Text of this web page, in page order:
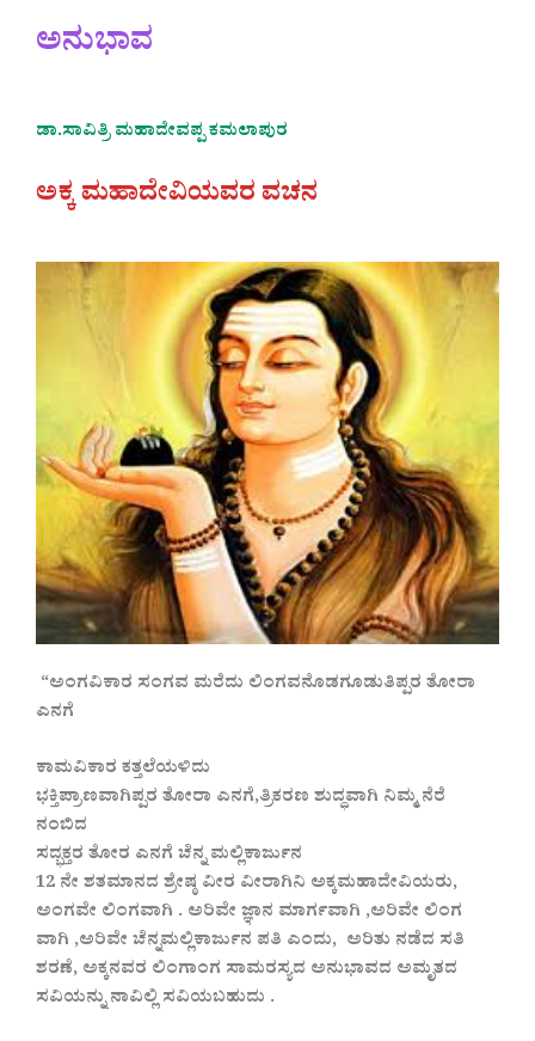
ಅನುಭಾವ
ಡಾ.ಸಾವಿತ್ರಿ ಮಹಾದೇವಪ್ಪ ಕಮಲಾಪುರ
ಅಕ್ಕ ಮಹಾದೇವಿಯವರ ವಚನ
“ಅಂಗವಿಕಾರ ಸಂಗವ ಮರೆದು ಲಿಂಗವನೊಡಗೂಡುತಿಪ್ಪರ ತೋರಾ
ಎನಗೆ
ಕಾಮವಿಕಾರ ಕತ್ತಲೆಯಳಿದು
ಭಕ್ತಿಪ್ರಾಣವಾಗಿಪ್ಪರ ತೋರಾ ಎನಗೆ,ತ್ರಿಕರಣ ಶುದ್ಧವಾಗಿ ನಿಮ್ಮ ನೆರೆ
ನಂಬಿದ
ಸದ್ಭಕ್ತರ ತೋರ ಎನಗೆ ಚೆನ್ನ ಮಲ್ಲಿಕಾರ್ಜುನ
12 ನೇ ಶತಮಾನದ ಶ್ರೇಷ್ಠ ವೀರ ವೀರಾಗಿನಿ ಅಕ್ಕಮಹಾದೇವಿಯರು,
ಅಂಗವೇ ಲಿಂಗವಾಗಿ . ಅರಿವೇ ಜ್ಞಾನ ಮಾರ್ಗವಾಗಿ ,ಅರಿವೇ ಲಿಂಗ
ವಾಗಿ ,ಅರಿವೇ ಚೆನ್ನಮಲ್ಲಿಕಾರ್ಜುನ ಪತಿ ಎಂದು, ಅರಿತು ನಡೆದ ಸತಿ
ಶರಣೆ, ಅಕ್ಕನವರ ಲಿಂಗಾಂಗ ಸಾಮರಸ್ಯದ ಅನುಭಾವದ ಅಮೃತದ
ಸವಿಯನ್ನು ನಾವಿಲ್ಲಿ ಸವಿಯಬಹುದು .